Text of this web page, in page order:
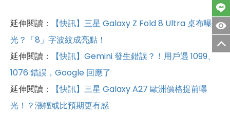
延伸閱讀：
【快訊】三星 Galaxy Z Fold 8 Ultra 桌布曝
光？「8」字波紋成亮點！
延伸閱讀：
【快訊】Gemini 發生錯誤？！用戶遇 1099、
1076 錯誤，Google 回應了
延伸閱讀：
【快訊】三星 Galaxy A27 歐洲價格提前曝
光！？漲幅或比預期更有感